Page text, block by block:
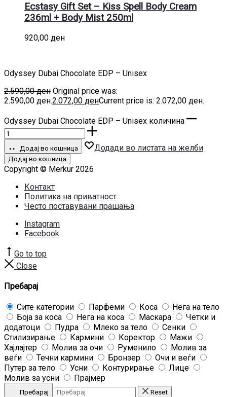
Ecstasy Gift Set – Kiss Spell Body Cream
236ml + Body Mist 250ml
920,00 ден
Odyssey Dubai Chocolate EDP – Unisex
2.590,00ден Original price was:
2.590,00 ден.2.072,00 денCurrent price is: 2.072,00 ден.
Odyssey Dubai Chocolate EDP – Unisex количина
Додај во кошница Додади во листата на желби
Додај во кошница
Copyright © Merkur 2026
Контакт
Политика на приватност
Често поставувани прашања
Instagram
Facebook
Go to top
Close
Пребарај
Сите категории Парфеми Коса
Нега на тело
Боја за коса
Нега на коса Маскара
Четки и
додатоци
Пудра Млеко за тело
Сенки
Стилизирање
Кармини Коректор
Мажи
Хајлајтер
Молив за очи Руменило
Молив за
веѓи
Течни кармини Бронзер
Очи и веѓи
Путер за тело
Усни Контурирање
Лице
Молив за усни
Прајмер
Пребарај Reset